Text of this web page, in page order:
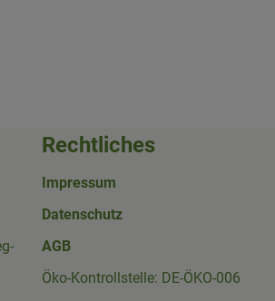
Rechtliches
Impressum
Datenschutz
AGB
Öko-Kontrollstelle: DE-ÖKO-006